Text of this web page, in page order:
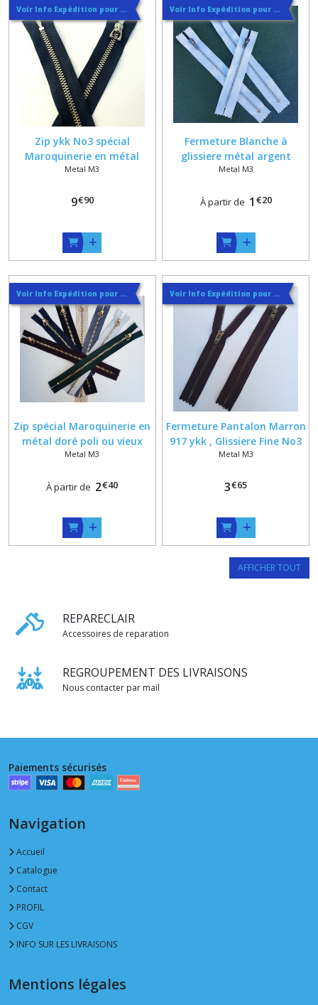
Voir Info Expédition pour Régler les Frais de Port au Meilleur Prix , En haut d'ecran à Droite
Zip ykk No3 spécial
Maroquinerie en métal
argenté poli sur mesure +
Bleu Marine
Metal M3
9€90
Voir Info Expédition pour Régler les Frais de Port au Meilleur Prix , En haut d'ecran à Droite
Fermeture Blanche à
glissiere métal argent
special pantalon sur
Metal M3
À partir de 1 €20
Voir Info Expédition pour Régler les Frais de Port au Meilleur Prix , En haut d'ecran à Droite
Zip spécial Maroquinerie en
métal doré poli ou vieux
laiton sur mesure + curseur
Metal M3
À partir de 2€40
Voir Info Expédition pour Régler les Frais de Port au Meilleur Prix , En haut d'ecran à Droite
Fermeture Pantalon Marron
917 ykk , Glissiere Fine No3
14 cm max
Metal M3
3€65
AFFICHER TOUT
REPARECLAIR
Accessoires de reparation
REGROUPEMENT DES LIVRAISONS
Nous contacter par mail
Paiements sécurisés
Navigation
Accueil
Catalogue
Contact
PROFIL
CGV
INFO SUR LES LIVRAISONS
Mentions légales